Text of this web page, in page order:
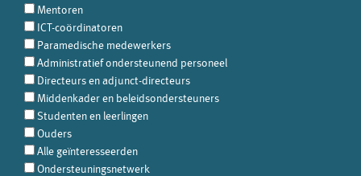
Mentoren
ICT-coördinatoren
Paramedische medewerkers
Administratief ondersteunend personeel
Directeurs en adjunct-directeurs
Middenkader en beleidsondersteuners
Studenten en leerlingen
Ouders
Alle geïnteresseerden
Ondersteuningsnetwerk